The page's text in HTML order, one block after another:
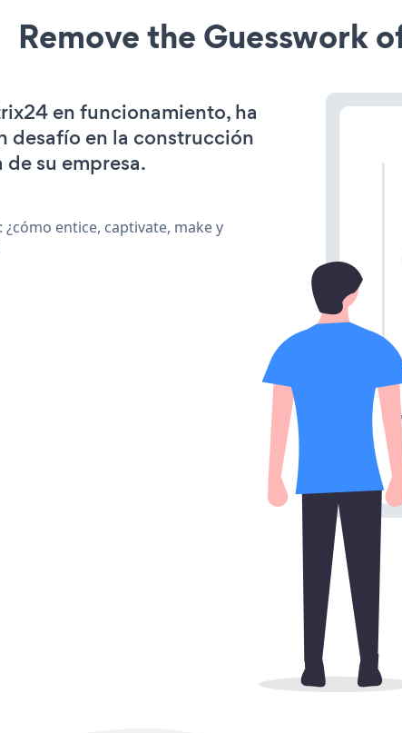
Remove the Guesswork
en funcionamiento, ha
desafío en la construcción
su empresa.
entice, captivate, make y